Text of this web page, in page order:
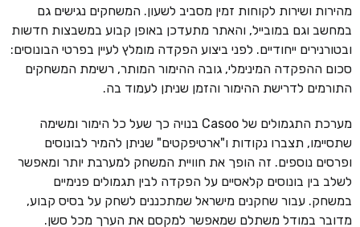
מהירות ושירות לקוחות זמין מסביב לשעון. המשחקים נגישים גם
במחשב וגם במובייל, והאתר מתעדכן באופן קבוע במשבצות חדשות
ובטורנירים ייחודיים. לפני ביצוע הפקדה מומלץ לעיין בפרטי הבונוסים:
סכום ההפקדה המינימלי, גובה ההימור המותר, רשימת המשחקים
התורמים לדרישת ההימור והזמן שניתן לעמוד בה.
מערכת התגמולים של Casoo בנויה כך שעל כל הימור ומשימה
שתסיימו, תצברו נקודות ו"ארטיפקטים" שניתן להמיר לבונוסים
ופרסים נוספים. זה הופך את חוויית המשחק למערבת יותר ומאפשר
לשלב בין בונוסים קלאסיים על הפקדה לבין תגמולים פנימיים
במשחק. עבור שחקנים מישראל שמתכננים לשחק על בסיס קבוע,
מדובר במודל משתלם שמאפשר למקסם את הערך מכל סשן.